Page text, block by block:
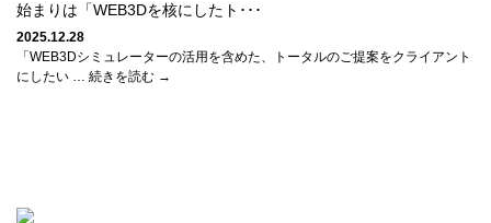
始まりは「WEB3Dを核にしたト･･･
2025.12.28
「WEB3Dシミュレーターの活用を含めた、トータルのご提案をクライアント
にしたい … 続きを読む →